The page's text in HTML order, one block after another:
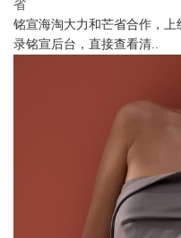
省
铭宣海淘大力和芒省合作，
录铭宣后台，直接查看清..